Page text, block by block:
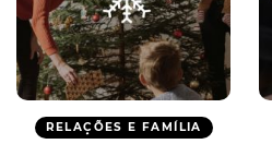
RELAÇÕES E FAMÍLIA